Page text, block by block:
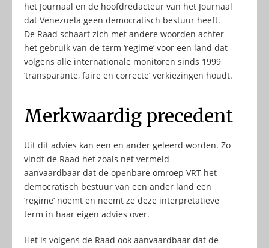
het Journaal en de hoofdredacteur van het Journaal
dat Venezuela geen democratisch bestuur heeft.
De Raad schaart zich met andere woorden achter
het gebruik van de term ‘regime’ voor een land dat
volgens alle internationale monitoren sinds 1999
’transparante, faire en correcte’ verkiezingen houdt.
Merkwaardig precedent
Uit dit advies kan een en ander geleerd worden. Zo
vindt de Raad het zoals net vermeld
aanvaardbaar dat de openbare omroep VRT het
democratisch bestuur van een ander land een
‘regime’ noemt en neemt ze deze interpretatieve
term in haar eigen advies over.
Het is volgens de Raad ook aanvaardbaar dat de